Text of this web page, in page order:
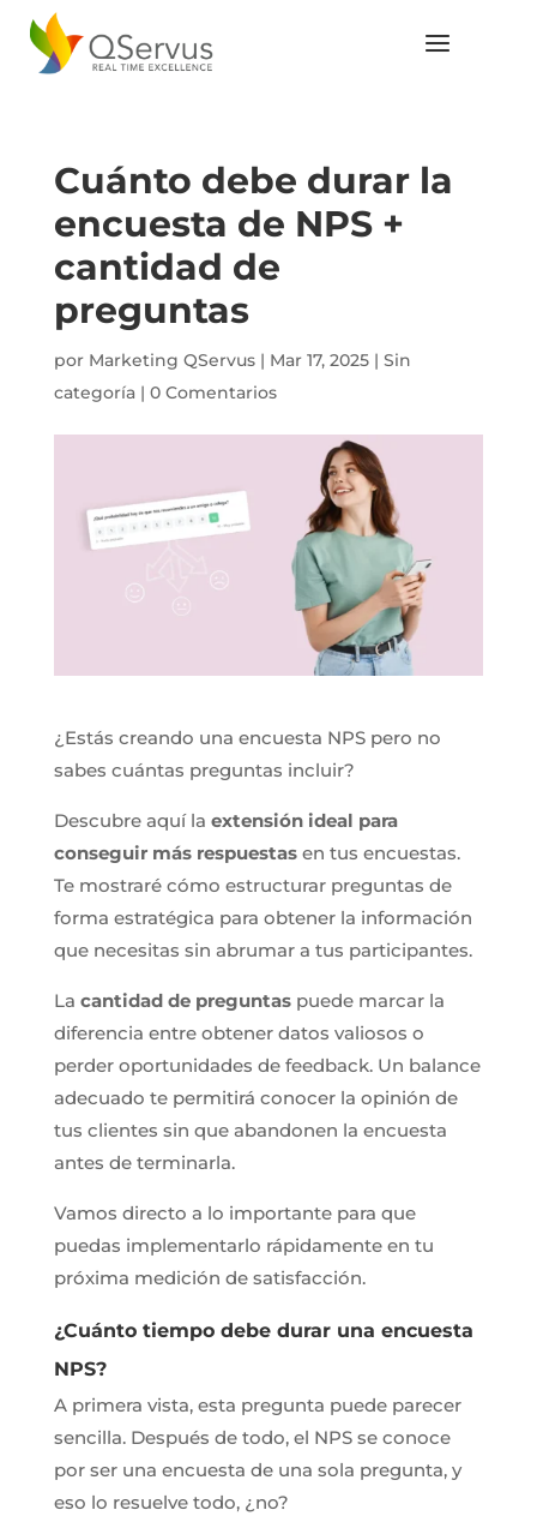
Cuánto debe durar la
encuesta de NPS +
cantidad de
preguntas
por Marketing QServus| Mar 17, 2025| Sin
categoría| 0 Comentarios
¿Estás creando una encuesta NPS pero no
sabes cuántas preguntas incluir?
Descubre aquí la extensión ideal para
conseguir más respuestasen tus encuestas.
Te mostraré cómo estructurar preguntas de
forma estratégica para obtener la información
que necesitas sin abrumar a tus participantes.
La cantidad de preguntaspuede marcar la
diferencia entre obtener datos valiosos o
perder oportunidades de feedback. Un balance
adecuado te permitirá conocer la opinión de
tus clientes sin que abandonen la encuesta
antes de terminarla.
Vamos directo a lo importante para que
puedas implementarlo rápidamente en tu
próxima medición de satisfacción.
¿Cuánto tiempo debe durar una encuesta
NPS?
A primera vista, esta pregunta puede parecer
sencilla. Después de todo, el NPS se conoce
por ser una encuesta de una sola pregunta, y
eso lo resuelve todo, ¿no?